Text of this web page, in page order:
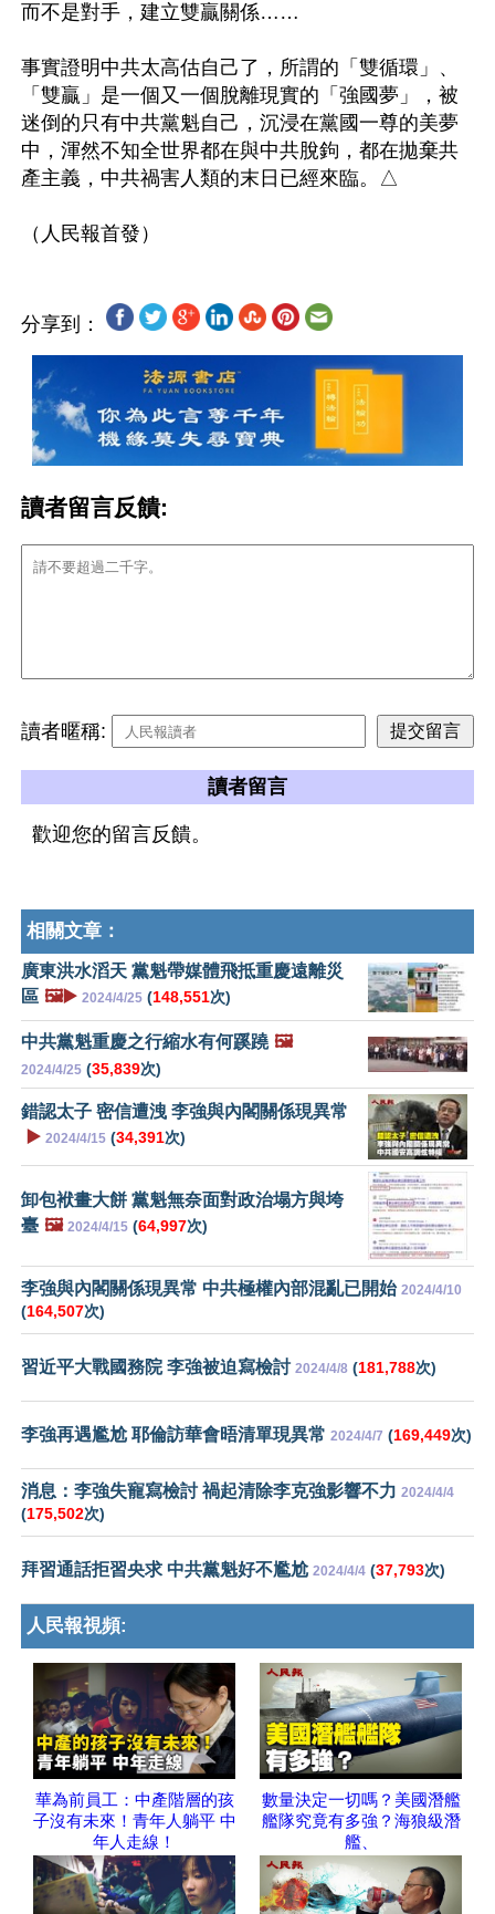
而不是對手，建立雙贏關係……
事實證明中共太高估自己了，所謂的「雙循環」、
「雙贏」是一個又一個脫離現實的「強國夢」，被
迷倒的只有中共黨魁自己，沉浸在黨國一尊的美夢
中，渾然不知全世界都在與中共脫鉤，都在拋棄共
產主義，中共禍害人類的末日已經來臨。△
分享到：
讀者留言反饋:
讀者暱稱:
讀者留言
歡迎您的留言反饋。
相關文章：
廣東洪水滔天 黨魁帶媒體飛抵重慶遠離災
區 🖼️▶️ 2024/4/25 (148,551次)
中共黨魁重慶之行縮水有何蹊蹺 🖼️
2024/4/25 (35,839次)
錯認太子 密信遭洩 李強與內閣關係現異常
▶️ 2024/4/15 (34,391次)
卸包袱畫大餅 黨魁無奈面對政治塌方與垮
臺 🖼️ 2024/4/15 (64,997次)
李強與內閣關係現異常 中共極權內部混亂已開始 2024/4/10
(164,507次)
習近平大戰國務院 李強被迫寫檢討 2024/4/8 (181,788次)
李強再遇尷尬 耶倫訪華會晤清單現異常 2024/4/7 (169,449次)
消息：李強失寵寫檢討 禍起清除李克強影響不力 2024/4/4
(175,502次)
拜習通話拒習央求 中共黨魁好不尷尬 2024/4/4 (37,793次)
人民報視頻:
華為前員工：中產階層的孩
子沒有未來！青年人躺平 中
年人走線！
數量決定一切嗎？美國潛艦
艦隊究竟有多強？海狼級潛
艦、